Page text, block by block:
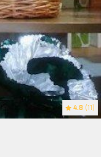
4.8 (11)